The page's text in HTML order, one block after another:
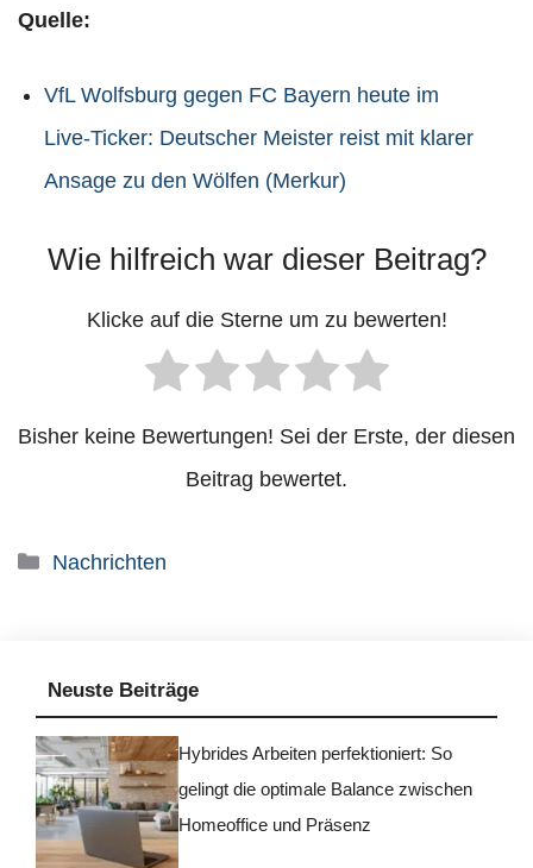
Quelle:
VfL Wolfsburg gegen FC Bayern heute im
Live-Ticker: Deutscher Meister reist mit klarer
Ansage zu den Wölfen (Merkur)
Wie hilfreich war dieser Beitrag?
Klicke auf die Sterne um zu bewerten!
Bisher keine Bewertungen! Sei der Erste, der diesen
Beitrag bewertet.
Kategorien
Nachrichten
Neuste Beiträge
Hybrides Arbeiten perfektioniert: So
gelingt die optimale Balance zwischen
Homeoffice und Präsenz